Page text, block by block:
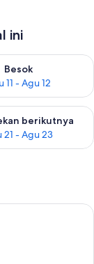
ini
Agu 11
Besok
11 - Agu 12
untuk
14 - Agu 16
berikutnya
21 - Agu 23
untuk
meja kerja, dan